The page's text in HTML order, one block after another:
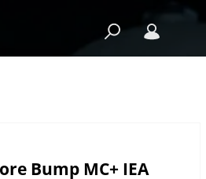
Bump MC+ IEA